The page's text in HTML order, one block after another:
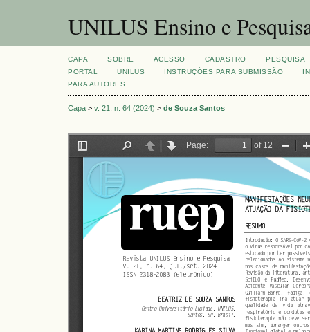
UNILUS Ensino e
CAPA SOBRE ACESSO CADASTRO
PESQUISA
PORTAL
UNILUS INSTRUÇÕES PARA SUBMISSÃO
PARA AUTORES
Capa > v. 21, n. 64 (2024) > de Souza Santos